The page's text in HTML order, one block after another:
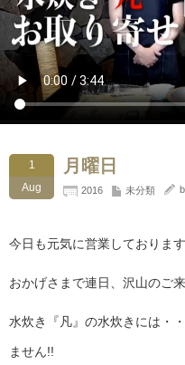
1
Aug
月曜日
2016 未分類
今日も元気に営業しておりま
おかげさまで連日、沢山のご
水炊き『凡』の水炊きには・
ません!!